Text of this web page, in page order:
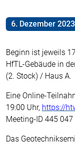
6. Dezember 2023
Beginn ist jeweils
HfTL-Gebäude in
(2. Stock) / Haus A.
Eine Online-
19:00 Uhr, https://
Meeting-ID 445 047
Das